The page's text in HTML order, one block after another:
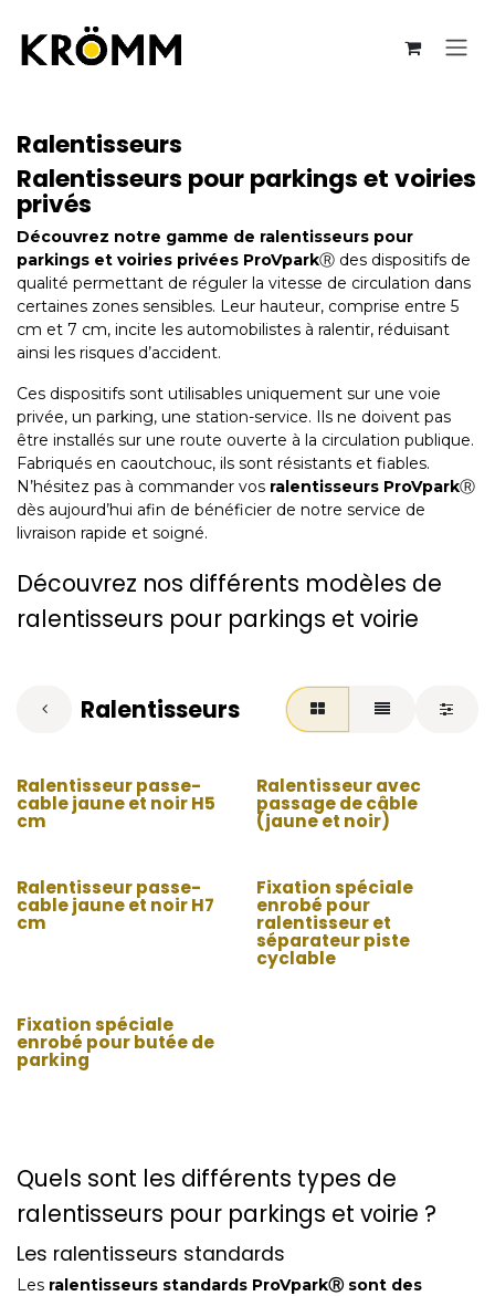
Ralentisseurs
Ralentisseurs pour parkings et voiries
privés
Découvrez notre gamme de ralentisseurs pour
parkings et voiries privées ProVparkⓇ des dispositifs de
qualité permettant de réguler la vitesse de circulation dans
certaines zones sensibles. Leur hauteur, comprise entre 5
cm et 7 cm, incite les automobilistes à ralentir, réduisant
ainsi les risques d’accident.
Ces dispositifs sont utilisables uniquement sur une voie
privée, un parking, une station-service. Ils ne doivent pas
être installés sur une route ouverte à la circulation publique.
Fabriqués en caoutchouc, ils sont résistants et fiables.
N’hésitez pas à commander vos ralentisseurs ProVparkⓇ
dès aujourd’hui afin de bénéficier de notre service de
livraison rapide et soigné.
Découvrez nos différents modèles de
ralentisseurs pour parkings et voirie
Ralentisseurs
Ralentisseur passe-
cable jaune et noir H5
cm
Ralentisseur avec
passage de câble
(jaune et noir)
Ralentisseur passe-
cable jaune et noir H7
cm
Fixation spéciale
enrobé pour
ralentisseur et
séparateur piste
cyclable
Fixation spéciale
enrobé pour butée de
parking
Quels sont les différents types de
ralentisseurs pour parkings et voirie ?
Les ralentisseurs standards
Les ralentisseurs standards ProVparkⓇ sont des